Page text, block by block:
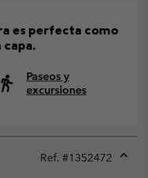
es perfecta como
capa.
Paseos y
excursiones
Ref. #1352472